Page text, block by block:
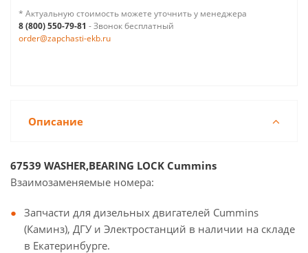
* Актуальную стоимость можете уточнить у менеджера
8 (800) 550-79-81 - Звонок бесплатный
order@zapchasti-ekb.ru
Описание
67539 WASHER,BEARING LOCK Cummins
Взаимозаменяемые номера:
Запчасти для дизельных двигателей Cummins
(Каминз), ДГУ и Электростанций в наличии на складе
в Екатеринбурге.